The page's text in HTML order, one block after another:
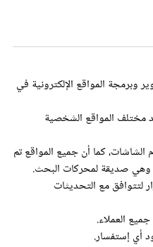
تطوير وبرمجة المواقع الإلكترونية في
مختلف المواقع الشخصية
كما أن جميع المواقع تم
وهي صديقة لمحركات البحث.
لتتوافق مع التحديثات
العملاء.
أي إستفسار.